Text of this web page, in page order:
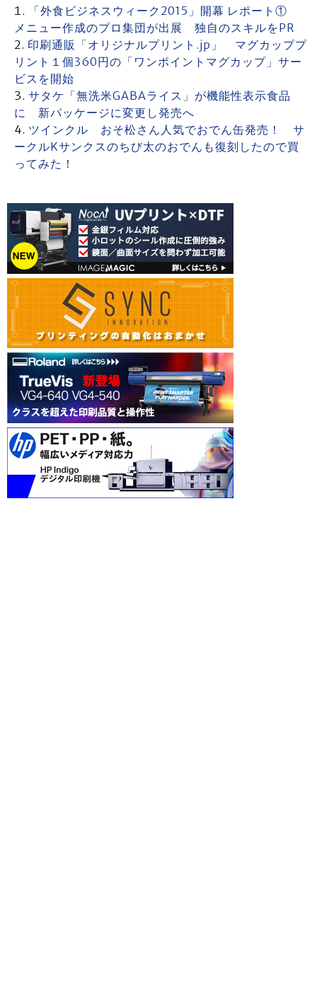
「外食ビジネスウィーク2015」開幕 レポート①
メニュー作成のプロ集団が出展 独自のスキルをPR
印刷通販「オリジナルプリント.jp」 マグカッププ
リント１個360円の「ワンポイントマグカップ」サー
ビスを開始
サタケ「無洗米GABAライス」が機能性表示食品
に 新パッケージに変更し発売へ
ツインクル おそ松さん人気でおでん缶発売！ サ
ークルKサンクスのちび太のおでんも復刻したので買
ってみた！